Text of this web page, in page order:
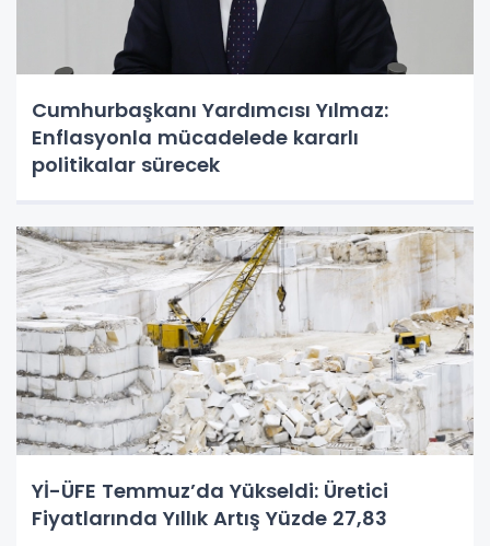
Cumhurbaşkanı Yardımcısı Yılmaz:
Enflasyonla mücadelede kararlı
politikalar sürecek
Yİ-ÜFE Temmuz’da Yükseldi: Üretici
Fiyatlarında Yıllık Artış Yüzde 27,83